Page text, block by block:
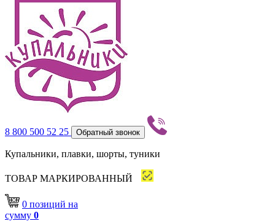
8 800 500 52 25 Обратный звонок
Купальники, плавки, шорты, туники
ТОВАР МАРКИРОВАННЫЙ
0 позиций на
сумму 0